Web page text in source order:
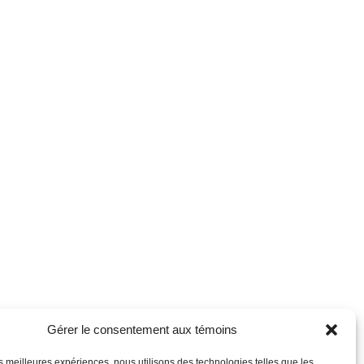
Gérer le consentement aux témoins